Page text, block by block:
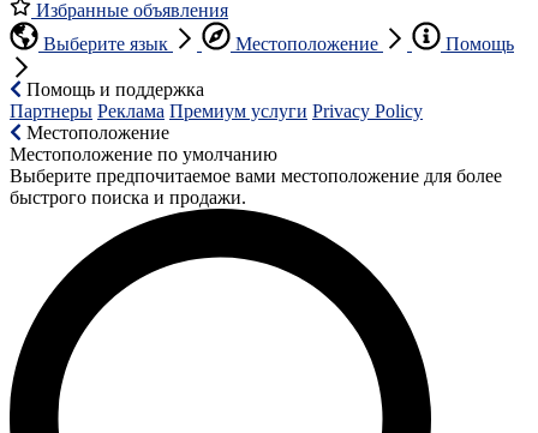
Избранные объявления
Выберите язык
Местоположение Помощь
Помощь и поддержка
Партнеры Реклама Премиум услуги Privacy Policy
Местоположение
Местоположение по умолчанию
Выберите предпочитаемое вами местоположение для более
быстрого поиска и продажи.